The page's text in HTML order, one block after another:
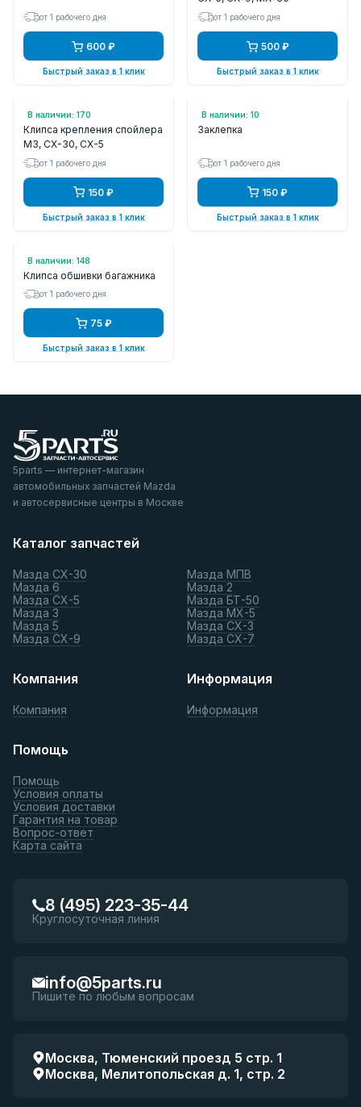
от 1 рабочего дня
600 ₽
Быстрый заказ в 1 клик
от 1 рабочего дня
500 ₽
Быстрый заказ в 1 клик
В наличии: 170
Арт.: KB8A51SJ3
Клипса крепления спойлера
M3, CX-30, CX-5
от 1 рабочего дня
150 ₽
Быстрый заказ в 1 клик
В наличии: 10
Арт.: TK2150355
Заклепка
от 1 рабочего дня
150 ₽
Быстрый заказ в 1 клик
В наличии: 148
Арт.: KJ2065
Клипса обшивки багажника
от 1 рабочего дня
75 ₽
Быстрый заказ в 1 клик
5parts — интернет-магазин
автомобильных запчастей Mazda
и автосервисные центры в Москве
Каталог запчастей
Мазда СХ-30
Мазда 6
Мазда СХ-5
Мазда 3
Мазда 5
Мазда СХ-9
Мазда МПВ
Мазда 2
Мазда БТ-50
Мазда МХ-5
Мазда СХ-3
Мазда СХ-7
Компания
Компания
Информация
Информация
Помощь
Помощь
Условия оплаты
Условия доставки
Гарантия на товар
Вопрос-ответ
Карта сайта
8 (495) 223-35-44
Круглосуточная линия
info@5parts.ru
Пишите по любым вопросам
Москва, Тюменский проезд 5 стр. 1
Москва, Мелитопольская д. 1, стр. 2